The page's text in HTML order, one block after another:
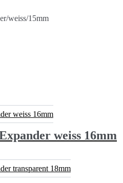
weiss/15mm
weiss 16mm